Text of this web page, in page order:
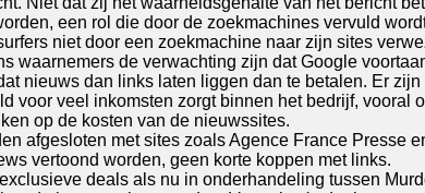
een rol die door de zoekmachines vervuld
niet door een zoekmachine naar zijn sites
waarnemers de verwachting zijn dat Google
nieuws dan links laten liggen dan te betalen. Er
voor veel inkomsten zorgt binnen het bedrijf,
op de kosten van de nieuwssites.
afgesloten met sites zoals Agence France
vertoond worden, geen korte koppen met links.
deals als nu in onderhandeling tussen